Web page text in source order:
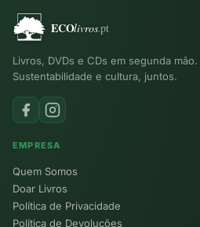
Livros, DVDs e CDs em segunda mão.
Sustentabilidade e cultura, juntos.
EMPRESA
Quem Somos
Doar Livros
Política de Privacidade
Política de Devoluções